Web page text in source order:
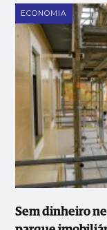
ECONOMIA
Sem dinheiro